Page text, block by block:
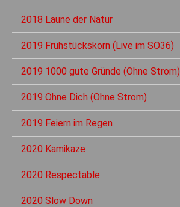
2018 Laune der Natur
2019 Frühstückskorn (Live im SO36)
2019 1000 gute Gründe (Ohne Strom)
2019 Ohne Dich (Ohne Strom)
2019 Feiern im Regen
2020 Kamikaze
2020 Respectable
2020 Slow Down